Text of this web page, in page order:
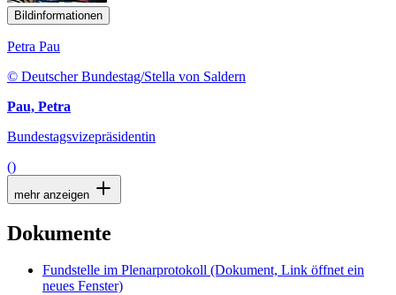
Bildinformationen
Petra Pau
© Deutscher Bundestag/Stella von Saldern
Pau, Petra
Bundestagsvizepräsidentin
()
mehr anzeigen
Dokumente
Fundstelle im Plenarprotokoll (Dokument, Link öffnet ein
neues Fenster)